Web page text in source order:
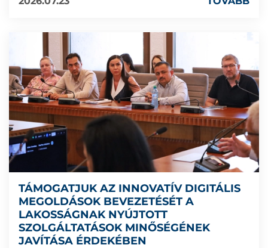
TÁMOGATJUK AZ INNOVATÍV DIGITÁLIS
MEGOLDÁSOK BEVEZETÉSÉT A
LAKOSSÁGNAK NYÚJTOTT
SZOLGÁLTATÁSOK MINŐSÉGÉNEK
JAVÍTÁSA ÉRDEKÉBEN